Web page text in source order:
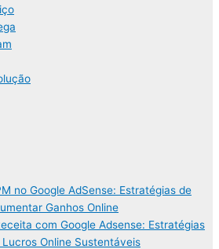
no Google AdSense: Estratégias de
Ganhos Online
com Google Adsense: Estratégias
Lucros Online Sustentáveis